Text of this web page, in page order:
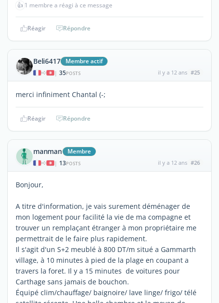
👍 1 membre a réagi à ce message
Réagir Répondre
Beli6417 Membre actif
| 35POSTS il y a 12 ans #25
merci infiniment Chantal (-;
Réagir Répondre
manman Membre
| 13POSTS il y a 12 ans #26
Bonjour,
A titre d'information, je vais surement déménager de
mon logement pour facilité la vie de ma compagne et
trouver un remplaçant étranger à mon propriétaire me
permettrait de le faire plus rapidement.
Il s'agit d'un S+2 meublé à 800 DT/m situé a Gammarth
village, à 10 minutes à pied de la plage en coupant a
travers la foret. Il y a 15 minutes de voitures pour
Carthage sans jamais de bouchon.
Équipé clim/chauffage/ baignoire/ lave linge/ frigo/ télé